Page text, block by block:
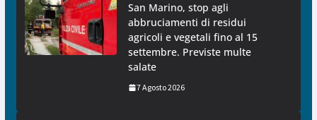
San Marino, stop agli
abbruciamenti di residui
agricoli e vegetali fino al 15
settembre. Previste multe
salate
7 Agosto 2026